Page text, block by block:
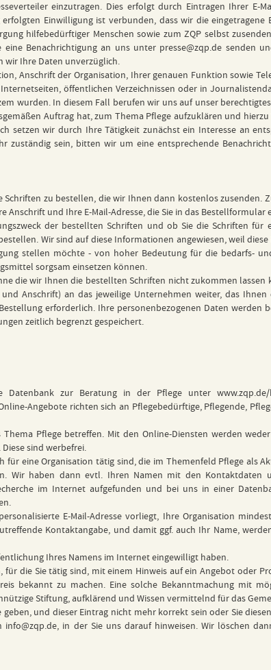
einzutragen. Dies erfolgt durch Eintragen Ihrer E-
Einwilligung ist verbunden, dass wir die eingetragene
hilfebedürftiger Menschen sowie zum ZQP selbst
eine Benachrichtigung an uns unter presse@zqp.de senden
wir Ihre Daten unverzüglich.
Anschrift der Organisation, Ihrer genauen Funktion sowie
öffentlichen Verzeichnissen oder in
wurden. In diesem Fall berufen wir uns auf unser
Auftrag hat, zum Thema Pflege aufzuklären und
setzen wir durch Ihre Tätigkeit zunächst ein Interesse an
zuständig sein, bitten wir um eine entsprechende
zu bestellen, die wir Ihnen dann kostenlos zusenden.
und Ihre E-Mail-Adresse, die Sie in das Bestellformular
der bestellten Schriften und ob Sie die Schriften für
Wir sind auf diese Informationen angewiesen, weil
stellen möchte - von hoher Bedeutung für die bedarfs-
sorgsam einsetzen können.
die wir Ihnen die bestellten Schriften nicht zukommen lassen
Anschrift) an das jeweilige Unternehmen weiter, das
erforderlich. Ihre personenbezogenen Daten werden
zeitlich begrenzt gespeichert.
Datenbank zur Beratung in der Pflege unter
Angebote richten sich an Pflegebedürftige, Pflegende,
Pflege betreffen. Mit den Online-Diensten werden
sind werbefrei.
eine Organisation tätig sind, die im Themenfeld Pflege als
Wir haben dann evtl. Ihren Namen mit den Kontaktdaten
im Internet aufgefunden und bei uns in einer
E-Mail-Adresse vorliegt, Ihre Organisation
Kontaktangabe, und damit ggf. auch Ihr Name,
Ihres Namens im Internet eingewilligt haben.
die Sie tätig sind, mit einem Hinweis auf ein Angebot oder
bekannt zu machen. Eine solche Bekanntmachung mit
Stiftung, aufklärend und Wissen vermittelnd für das
und dieser Eintrag nicht mehr korrekt sein oder Sie
info@zqp.de, in der Sie uns darauf hinweisen. Wir löschen